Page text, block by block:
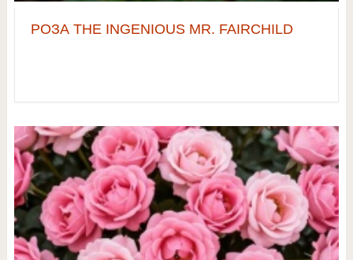
РОЗА THE INGENIOUS MR. FAIRCHILD